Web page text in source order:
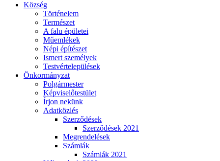
Község
Történelem
Természet
A falu épületei
Műemlékek
Népi építészet
Ismert személyek
Testvértelepülések
Önkormányzat
Polgármester
Képviselőtestület
Írjon nekünk
Adatközlés
Szerződések
Szerződések 2021
Megrendelések
Számlák
Számlák 2021